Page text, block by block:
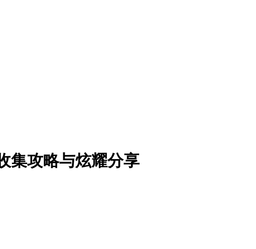
集攻略与炫耀分享